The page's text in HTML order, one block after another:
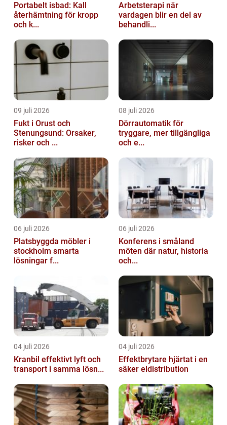
Portabelt isbad: Kall
återhämtning för kropp
och k...
Arbetsterapi när
vardagen blir en del av
behandli...
09 juli 2026
Fukt i Orust och
Stenungsund: Orsaker,
risker och ...
08 juli 2026
Dörrautomatik för
tryggare, mer tillgängliga
och e...
06 juli 2026
Platsbyggda möbler i
stockholm smarta
lösningar f...
06 juli 2026
Konferens i småland
möten där natur, historia
och...
04 juli 2026
Kranbil effektivt lyft och
transport i samma lösn...
04 juli 2026
Effektbrytare hjärtat i en
säker eldistribution